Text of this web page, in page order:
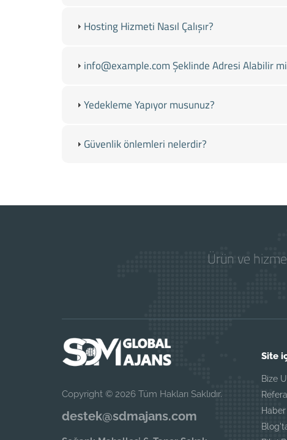
Hosting Hizmeti Nasıl Çalışır?
info@example.com Şeklinde Adresi Alabilir
Yedekleme Yapıyor musunuz?
Güvenlik önlemleri nelerdir?
Ürün ve
Copyright © 2026 Tüm Hakları Saklıdır.
destek@sdmajans.com
Site
Bize